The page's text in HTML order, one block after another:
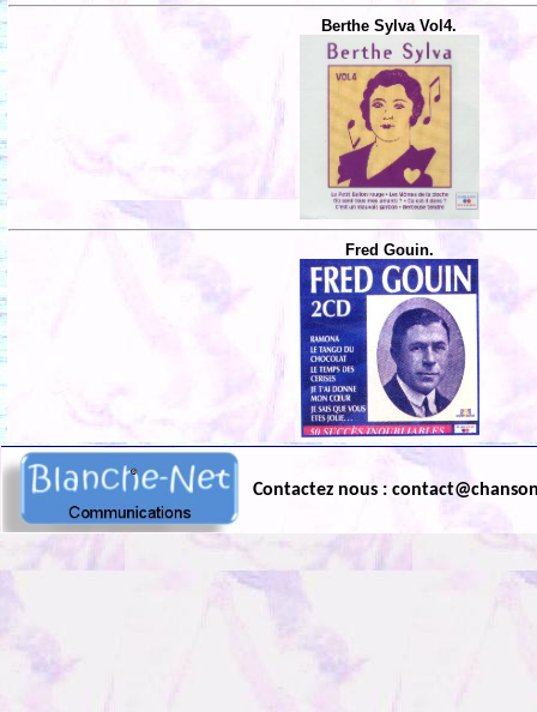
Berthe Sylva Vol4.
Fred Gouin.
Contactez nous :